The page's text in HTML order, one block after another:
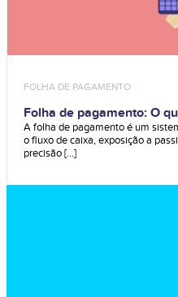
FOLHA DE PAGAMENTO
Folha de pagamento: O
A folha de pagamento é um
o fluxo de caixa, exposição a
precisão [...]